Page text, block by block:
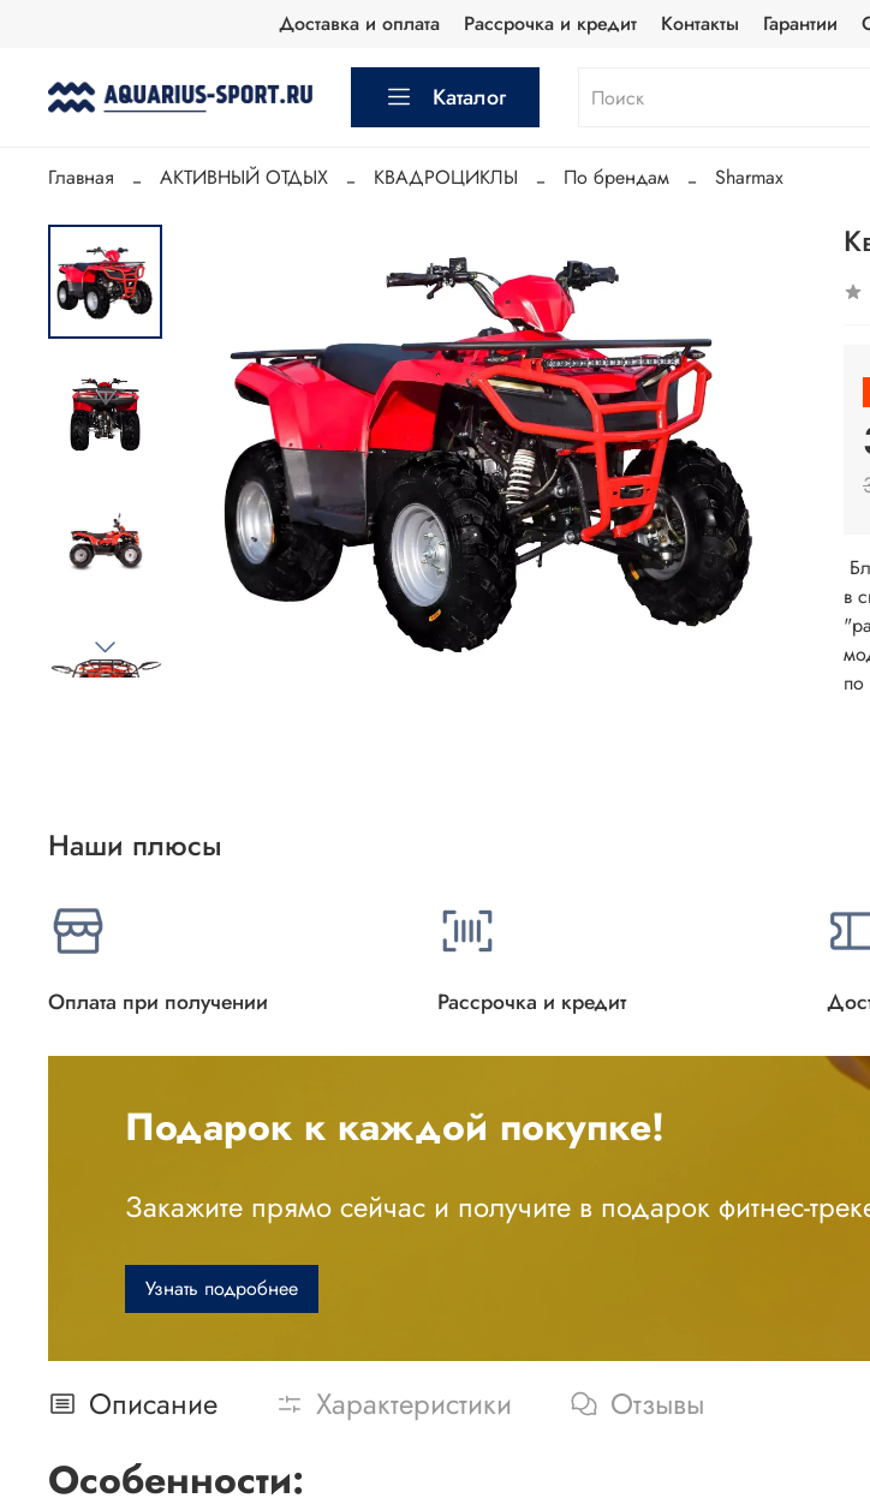
Доставка и оплата Рассрочка и кредит Контакты Гарантии
Каталог
Главная АКТИВНЫЙ ОТДЫХ КВАДРОЦИКЛЫ По брендам Sharmax
в
Наши плюсы
Оплата при получении Рассрочка и кредит
Подарок к каждой покупке!
Закажите прямо сейчас и получите в подарок фитнес-
Узнать подробнее
Описание Характеристики Отзывы
Особенности: